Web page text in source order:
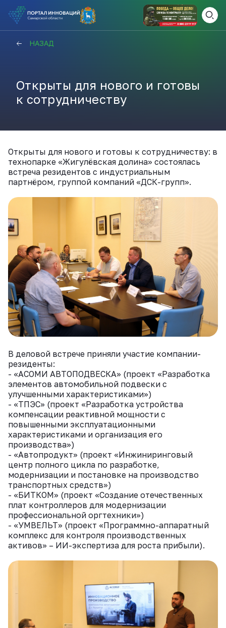
НАЗАД
Открыты для нового и готовы
к сотрудничеству
Открыты для нового и готовы к сотрудничеству: в
технопарке «Жигулёвская долина» состоялась
встреча резидентов с индустриальным
партнёром, группой компаний «ДСК-групп».
В деловой встрече приняли участие компании-
резиденты:
- «АСОМИ АВТОПОДВЕСКА» (проект «Разработка
элементов автомобильной подвески с
улучшенными характеристиками»)
- «ТПЭС» (проект «Разработка устройства
компенсации реактивной мощности с
повышенными эксплуатационными
характеристиками и организация его
производства»)
- «Автопродукт» (проект «Инжиниринговый
центр полного цикла по разработке,
модернизации и постановке на производство
транспортных средств»)
- «БИТКОМ» (проект «Создание отечественных
плат контроллеров для модернизации
профессиональной оргтехники»)
- «УМВЕЛЬТ» (проект «Программно-аппаратный
комплекс для контроля производственных
активов» – ИИ-экспертиза для роста прибыли).
Актуальные конкурсы
Новости компании
ЗАКРЫТЬ
ВАМ СЮДА
ПОЛЕЗНЫЕ СТАТЬИ И
НОВОСТИКАЖДЫЙ ДЕНЬ
ПОДПИСЫВАЙТЕСЬ
Телеграм
ВКонтакте